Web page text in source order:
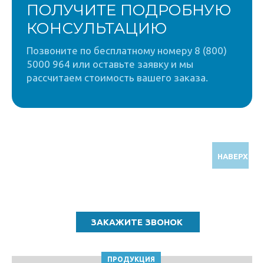
ПОЛУЧИТЕ ПОДРОБНУЮ
КОНСУЛЬТАЦИЮ
Позвоните по бесплатному номеру 8 (800)
5000 964 или оставьте заявку и мы
рассчитаем стоимость вашего заказа.
НАВЕРХ
ПРОДУКЦИЯ